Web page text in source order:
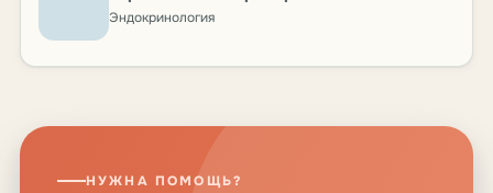
Эндокринология
НУЖНА ПОМОЩЬ?